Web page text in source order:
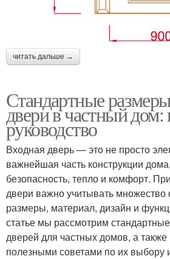
читать дальше →
Стандартные
двери в частный дом:
руководство
Входная дверь — это не просто
важнейшая часть конструкции
безопасность, тепло и комфорт.
двери важно учитывать множество
размеры, материал, дизайн и
статье мы рассмотрим
дверей для частных домов, а
полезными советами по их выбору